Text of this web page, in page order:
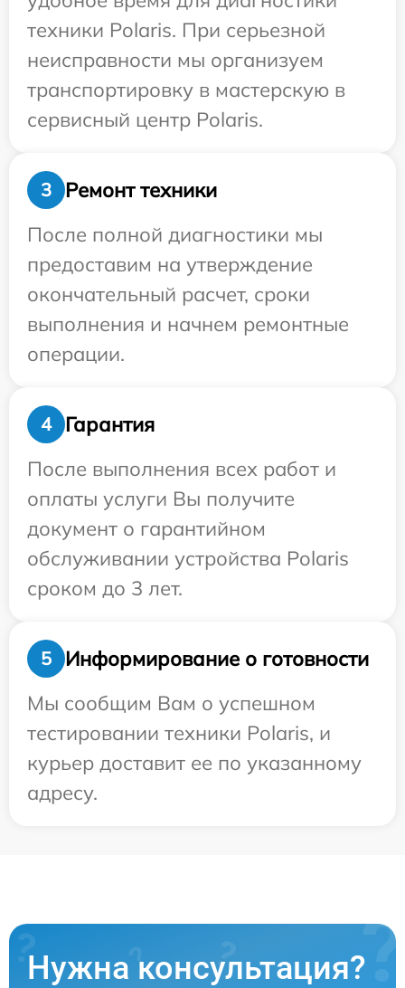
техники Polaris. При серьезной
неисправности мы организуем
транспортировку в мастерскую в
сервисный центр Polaris.
3
Ремонт техники
После полной диагностики мы
предоставим на утверждение
окончательный расчет, сроки
выполнения и начнем ремонтные
операции.
4
Гарантия
После выполнения всех работ и
оплаты услуги Вы получите
документ о гарантийном
обслуживании устройства Polaris
сроком до 3 лет.
5
Информирование о готовности
Мы сообщим Вам о успешном
тестировании техники Polaris, и
курьер доставит ее по указанному
адресу.
Нужна консультация?